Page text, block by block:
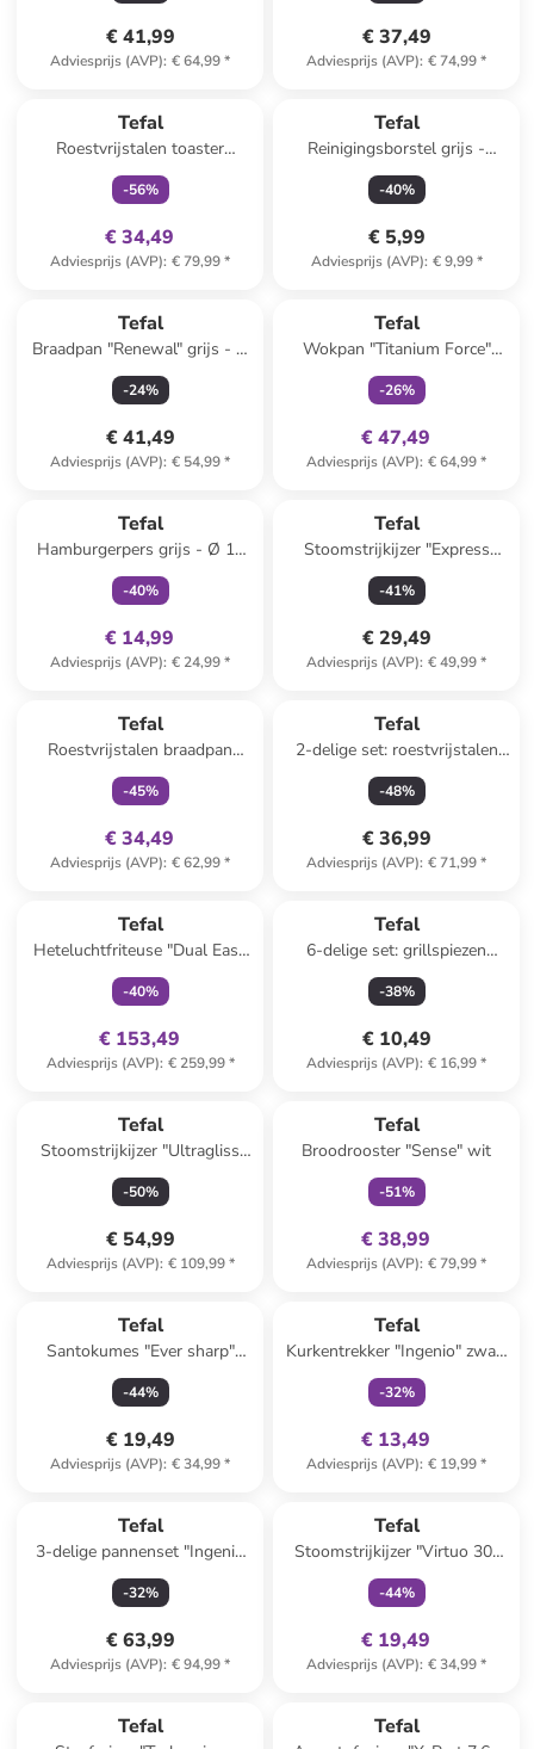
€ 41,99
Adviesprijs (AVP): € 64,99*
€ 37,49
Adviesprijs (AVP): € 74,99*
Tefal
Roestvrijstalen toaster
"Element"
-56%
€ 34,49
Adviesprijs (AVP): € 79,99*
Tefal
Reinigingsborstel grijs -
(H)23,5 cm
-40%
€ 5,99
Adviesprijs (AVP): € 9,99*
Tefal
Braadpan "Renewal" grijs - Ø
28 cm
-24%
€ 41,49
Adviesprijs (AVP): € 54,99*
Tefal
Wokpan "Titanium Force"
zwart - Ø 28 cm
-26%
€ 47,49
Adviesprijs (AVP): € 64,99*
Tefal
Hamburgerpers grijs - Ø 12
cm
-40%
€ 14,99
Adviesprijs (AVP): € 24,99*
Tefal
Stoomstrijkijzer "Express
Steam" blauw
-41%
€ 29,49
Adviesprijs (AVP): € 49,99*
Tefal
Roestvrijstalen braadpan
"Virtuoso" - Ø 28 cm
-45%
€ 34,49
Adviesprijs (AVP): € 62,99*
Tefal
2-delige set: roestvrijstalen
pan met deksel "Duetto" - Ø
24 cm
-48%
€ 36,99
Adviesprijs (AVP): € 71,99*
Tefal
Heteluchtfriteuse "Dual Easy
Fry & Grill" zwart
-40%
€ 153,49
Adviesprijs (AVP): € 259,99*
Tefal
6-delige set: grillspiezen
zilverkleurig - (H)42 cm
-38%
€ 10,49
Adviesprijs (AVP): € 16,99*
Tefal
Stoomstrijkijzer "Ultragliss
Plus" petrol
-50%
€ 54,99
Adviesprijs (AVP): € 109,99*
Tefal
Broodrooster "Sense" wit
-51%
€ 38,99
Adviesprijs (AVP): € 79,99*
Tefal
Santokumes "Ever sharp"
zwart - (L)16,5 cm
-44%
€ 19,49
Adviesprijs (AVP): € 34,99*
Tefal
Kurkentrekker "Ingenio" zwart
- (L)23 cm
-32%
€ 13,49
Adviesprijs (AVP): € 19,99*
Tefal
3-delige pannenset "Ingenio
XL Force" zwart
-32%
€ 63,99
Adviesprijs (AVP): € 94,99*
Tefal
Stoomstrijkijzer "Virtuo 30"
groen
-44%
€ 19,49
Adviesprijs (AVP): € 34,99*
Tefal Tefal